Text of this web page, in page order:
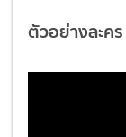
ตัวอย่างละคร